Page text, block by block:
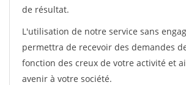
de résultat.
L'utilisation de notre service sans
permettra de recevoir des demandes
fonction des creux de votre activité et
avenir à votre société.